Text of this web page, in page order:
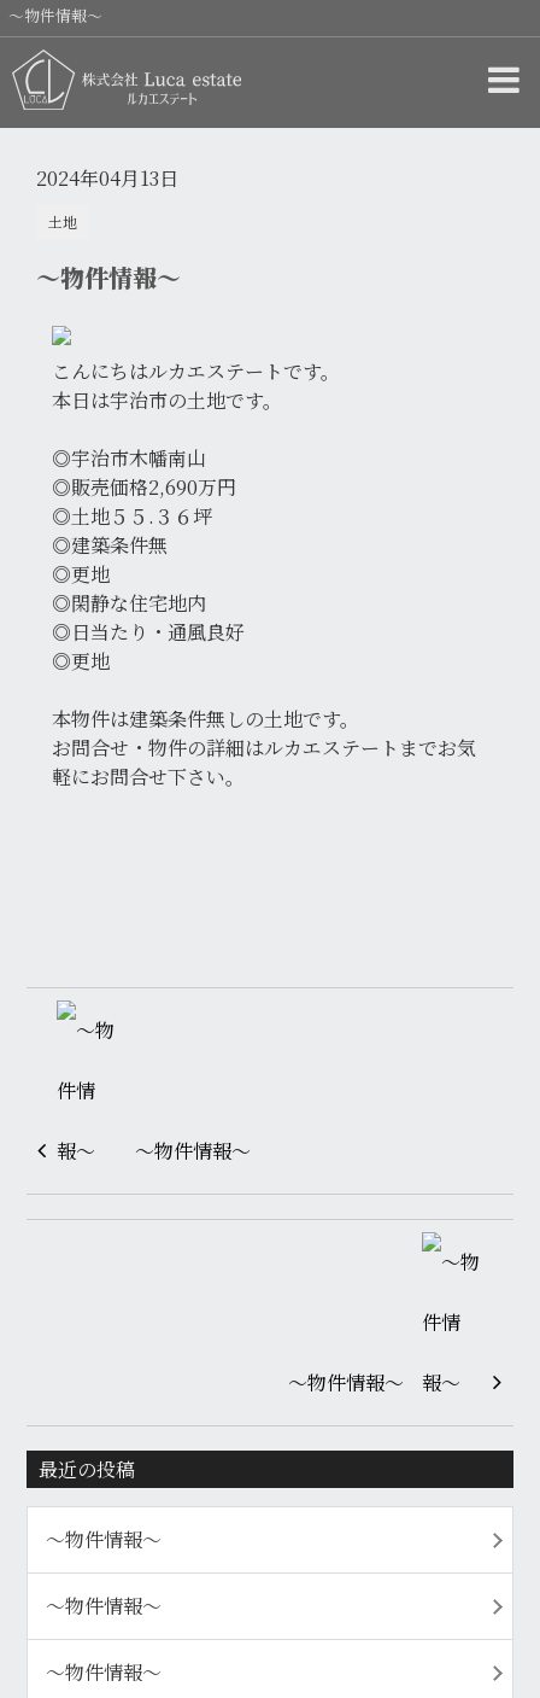
〜物件情報〜
2024年04月13日
土地
〜物件情報〜
こんにちはルカエステートです。
本日は宇治市の土地です。
◎宇治市木幡南山
◎販売価格2,690万円
◎土地５５.３６坪
◎建築条件無
◎更地
◎閑静な住宅地内
◎日当たり・通風良好
◎更地
本物件は建築条件無しの土地です。
お問合せ・物件の詳細はルカエステートまでお気
軽にお問合せ下さい。
〜物件情報〜
〜物件情報〜
最近の投稿
〜物件情報〜
〜物件情報〜
〜物件情報〜